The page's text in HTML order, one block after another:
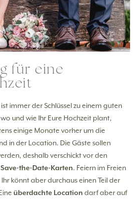
für eine
ist immer der Schlüssel zu einem guten
und wie Ihr Eure Hochzeit plant,
einige Monate vorher um die
in der Location. Die Gäste sollen
deshalb verschickt vor den
Save-the-Date-Karten. Feiern im Freien
könnt aber durchaus einen Teil der
überdachte Location darf aber auf